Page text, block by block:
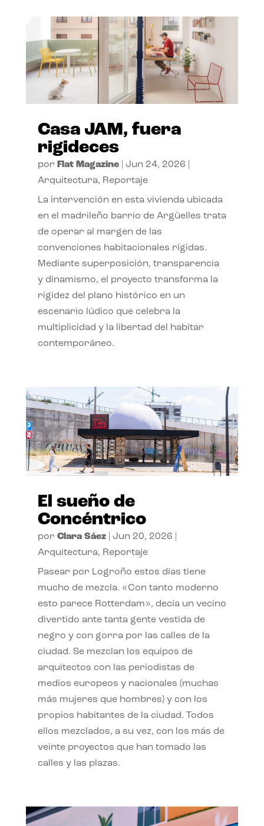
Casa JAM, fuera
rigideces
por Flat Magazine| Jun 24, 2026
Arquitectura, Reportaje
La intervención en esta vivienda ubicada
en el madrileño barrio de Argüelles trata
de operar al margen de las
convenciones habitacionales rígidas.
Mediante superposición, transparencia
y dinamismo, el proyecto transforma la
rigidez del plano histórico en un
escenario lúdico que celebra la
multiplicidad y la libertad del habitar
contemporáneo.
El sueño de
Concéntrico
por Clara Sáez| Jun 20, 2026
Arquitectura, Reportaje
Pasear por Logroño estos días tiene
mucho de mezcla. «Con tanto moderno
esto parece Rotterdam», decía un vecino
divertido ante tanta gente vestida de
negro y con gorra por las calles de la
ciudad. Se mezclan los equipos de
arquitectos con las periodistas de
medios europeos y nacionales (muchas
más mujeres que hombres) y con los
propios habitantes de la ciudad. Todos
ellos mezclados, a su vez, con los más de
veinte proyectos que han tomado las
calles y las plazas.